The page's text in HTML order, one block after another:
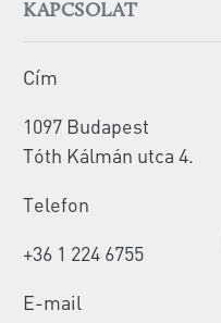
KAPCSOLAT
Cím
1097 Budapest
Tóth Kálmán utca 4.
Telefon
+36 1 224 6755
E-mail